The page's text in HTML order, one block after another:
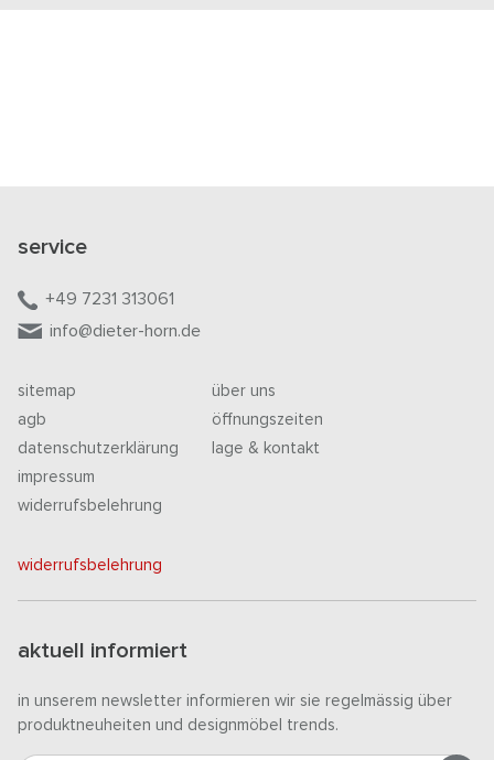
service
+49 7231 313061
info@dieter-horn.de
sitemap
agb
datenschutzerklärung
impressum
widerrufsbelehrung
über uns
öffnungszeiten
lage & kontakt
widerrufsbelehrung
aktuell informiert
in unserem newsletter informieren wir sie regelmässig über
produktneuheiten und designmöbel trends.